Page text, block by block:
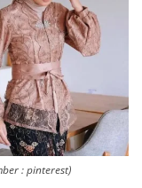
: pinterest)